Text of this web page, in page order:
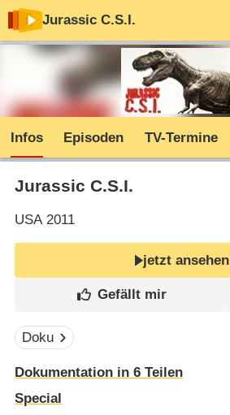
Jurassic C.S.I.
Infos Episoden TV-Termine
Jurassic C.S.I.
USA2011
jetzt ansehen
Doku
Dokumentation in 6 Teilen
Special